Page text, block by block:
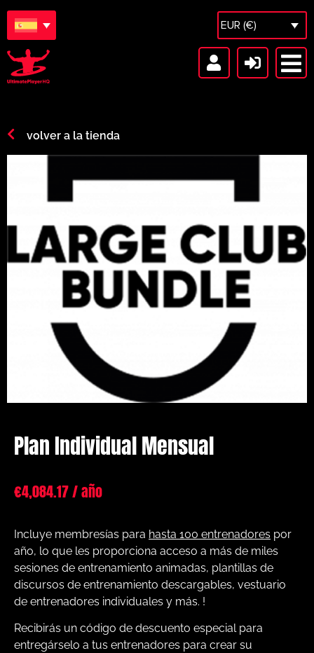
EUR (€)
volver a la tienda
Plan Individual Mensual
€4,084.17/ año
Incluye membresías para hasta 100 entrenadores por
año, lo que les proporciona acceso a más de miles
sesiones de entrenamiento animadas, plantillas de
discursos de entrenamiento descargables, vestuario
de entrenadores individuales y más. !
Recibirás un código de descuento especial para
entregárselo a tus entrenadores para crear su